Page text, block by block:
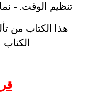
تنظيم الوقت. -
هذا الكتاب من